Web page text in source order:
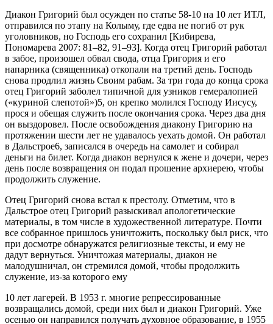
Диакон Григорий был осужден по статье 58-10 на 10 лет ИТЛ,
отправился по этапу на Колыму, где едва не погиб от рук
уголовников, но Господь его сохранил [Кибирева,
Пономарева 2007: 81–82, 91–93]. Когда отец Григорий работал
в забое, произошел обвал свода, отца Григория и его
напарника (священника) откопали на третий день. Господь
снова продлил жизнь Своим рабам. За три года до конца срока
отец Григорий заболел типичной для узников гемералопией
(«куриной слепотой»)5, он крепко молился Господу Иисусу,
прося и обещая служить после окончания срока. Через два дня
он выздоровел. После освобождения диакону Григорию на
протяжении шести лет не удавалось уехать домой. Он работал
в Дальстрое6, записался в очередь на самолет и собирал
деньги на билет. Когда диакон вернулся к жене и дочери, через
день после возвращения он подал прошение архиерею, чтобы
продолжить служение.
Отец Григорий снова встал к престолу. Отметим, что в
Дальстрое отец Григорий разыскивал апологетические
материалы, в том числе в художественной литературе. Почти
все собранное пришлось уничтожить, поскольку был риск, что
при досмотре обнаружатся религиозные тексты, и ему не
дадут вернуться. Уничтожая материалы, диакон не
малодушничал, он стремился домой, чтобы продолжить
служение, из-за которого ему
10 лет лагерей. В 1953 г. многие репрессированные
возвращались домой, среди них был и диакон Григорий. Уже
осенью он направился получать духовное образование, в 1955